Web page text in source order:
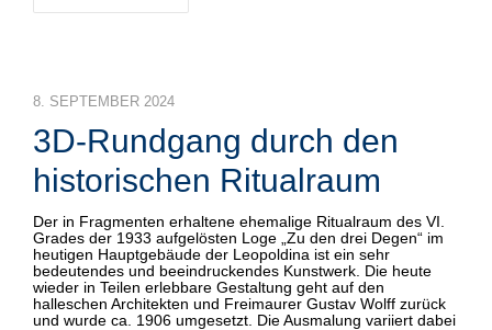
8. SEPTEMBER 2024
3D-Rundgang durch den
historischen Ritualraum
Der in Fragmenten erhaltene ehemalige Ritualraum des VI.
Grades der 1933 aufgelösten Loge „Zu den drei Degen“ im
heutigen Hauptgebäude der Leopoldina ist ein sehr
bedeutendes und beeindruckendes Kunstwerk. Die heute
wieder in Teilen erlebbare Gestaltung geht auf den
halleschen Architekten und Freimaurer Gustav Wolff zurück
und wurde ca. 1906 umgesetzt. Die Ausmalung variiert dabei